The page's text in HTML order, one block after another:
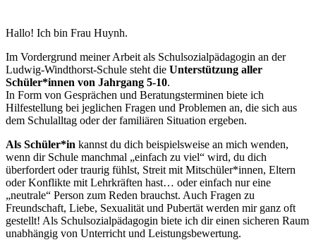
Hallo! Ich bin Frau Huynh.
Im Vordergrund meiner Arbeit als Schulsozialpädagogin an der
Ludwig-Windthorst-Schule steht die Unterstützung aller
Schüler*innen von Jahrgang 5-10.
In Form von Gesprächen und Beratungsterminen biete ich
Hilfestellung bei jeglichen Fragen und Problemen an, die sich aus
dem Schulalltag oder der familiären Situation ergeben.
Als Schüler*in kannst du dich beispielsweise an mich wenden,
wenn dir Schule manchmal „einfach zu viel“ wird, du dich
überfordert oder traurig fühlst, Streit mit Mitschüler*innen, Eltern
oder Konflikte mit Lehrkräften hast… oder einfach nur eine
„neutrale“ Person zum Reden brauchst. Auch Fragen zu
Freundschaft, Liebe, Sexualität und Pubertät werden mir ganz oft
gestellt! Als Schulsozialpädagogin biete ich dir einen sicheren Raum
unabhängig von Unterricht und Leistungsbewertung.